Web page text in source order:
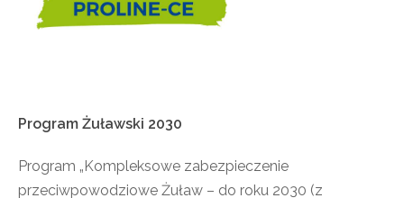
Program Żuławski 2030
Program „Kompleksowe zabezpieczenie
przeciwpowodziowe Żuław – do roku 2030 (z